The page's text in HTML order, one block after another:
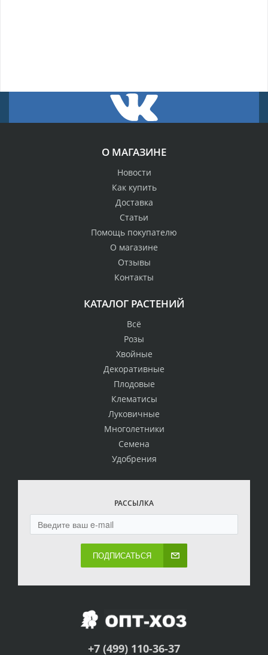
О МАГАЗИНЕ
Новости
Как купить
Доставка
Статьи
Помощь покупателю
О магазине
Отзывы
Контакты
КАТАЛОГ РАСТЕНИЙ
Всё
Розы
Хвойные
Декоративные
Плодовые
Клематисы
Луковичные
Многолетники
Семена
Удобрения
РАССЫЛКА
ПОДПИСАТЬСЯ
+7 (499) 110-36-37